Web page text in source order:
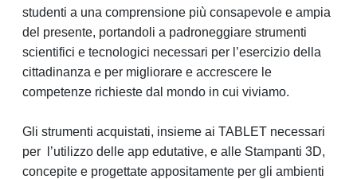
studenti a una comprensione più consapevole e ampia
del presente, portandoli a padroneggiare strumenti
scientifici e tecnologici necessari per l’esercizio della
cittadinanza e per migliorare e accrescere le
competenze richieste dal mondo in cui viviamo.
Gli strumenti acquistati, insieme ai TABLET necessari
per
l’utilizzo delle app edutative, e alle Stampanti 3D,
concepite e progettate appositamente per gli ambienti